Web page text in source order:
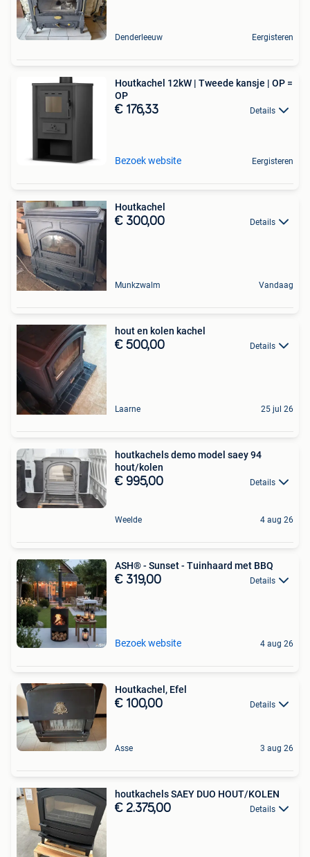
Denderleeuw Eergisteren
Houtkachel 12kW | Tweede kansje | OP =
OP
€ 176,33 Details
Bezoek website Eergisteren
Houtkachel
€ 300,00 Details
Munkzwalm Vandaag
hout en kolen kachel
€ 500,00 Details
Laarne 25 jul 26
houtkachels demo model saey 94
hout/kolen
€ 995,00 Details
Weelde 4 aug 26
ASH® - Sunset - Tuinhaard met BBQ
€ 319,00 Details
Bezoek website 4 aug 26
Houtkachel, Efel
€ 100,00 Details
Asse 3 aug 26
houtkachels SAEY DUO HOUT/KOLEN
€ 2.375,00 Details